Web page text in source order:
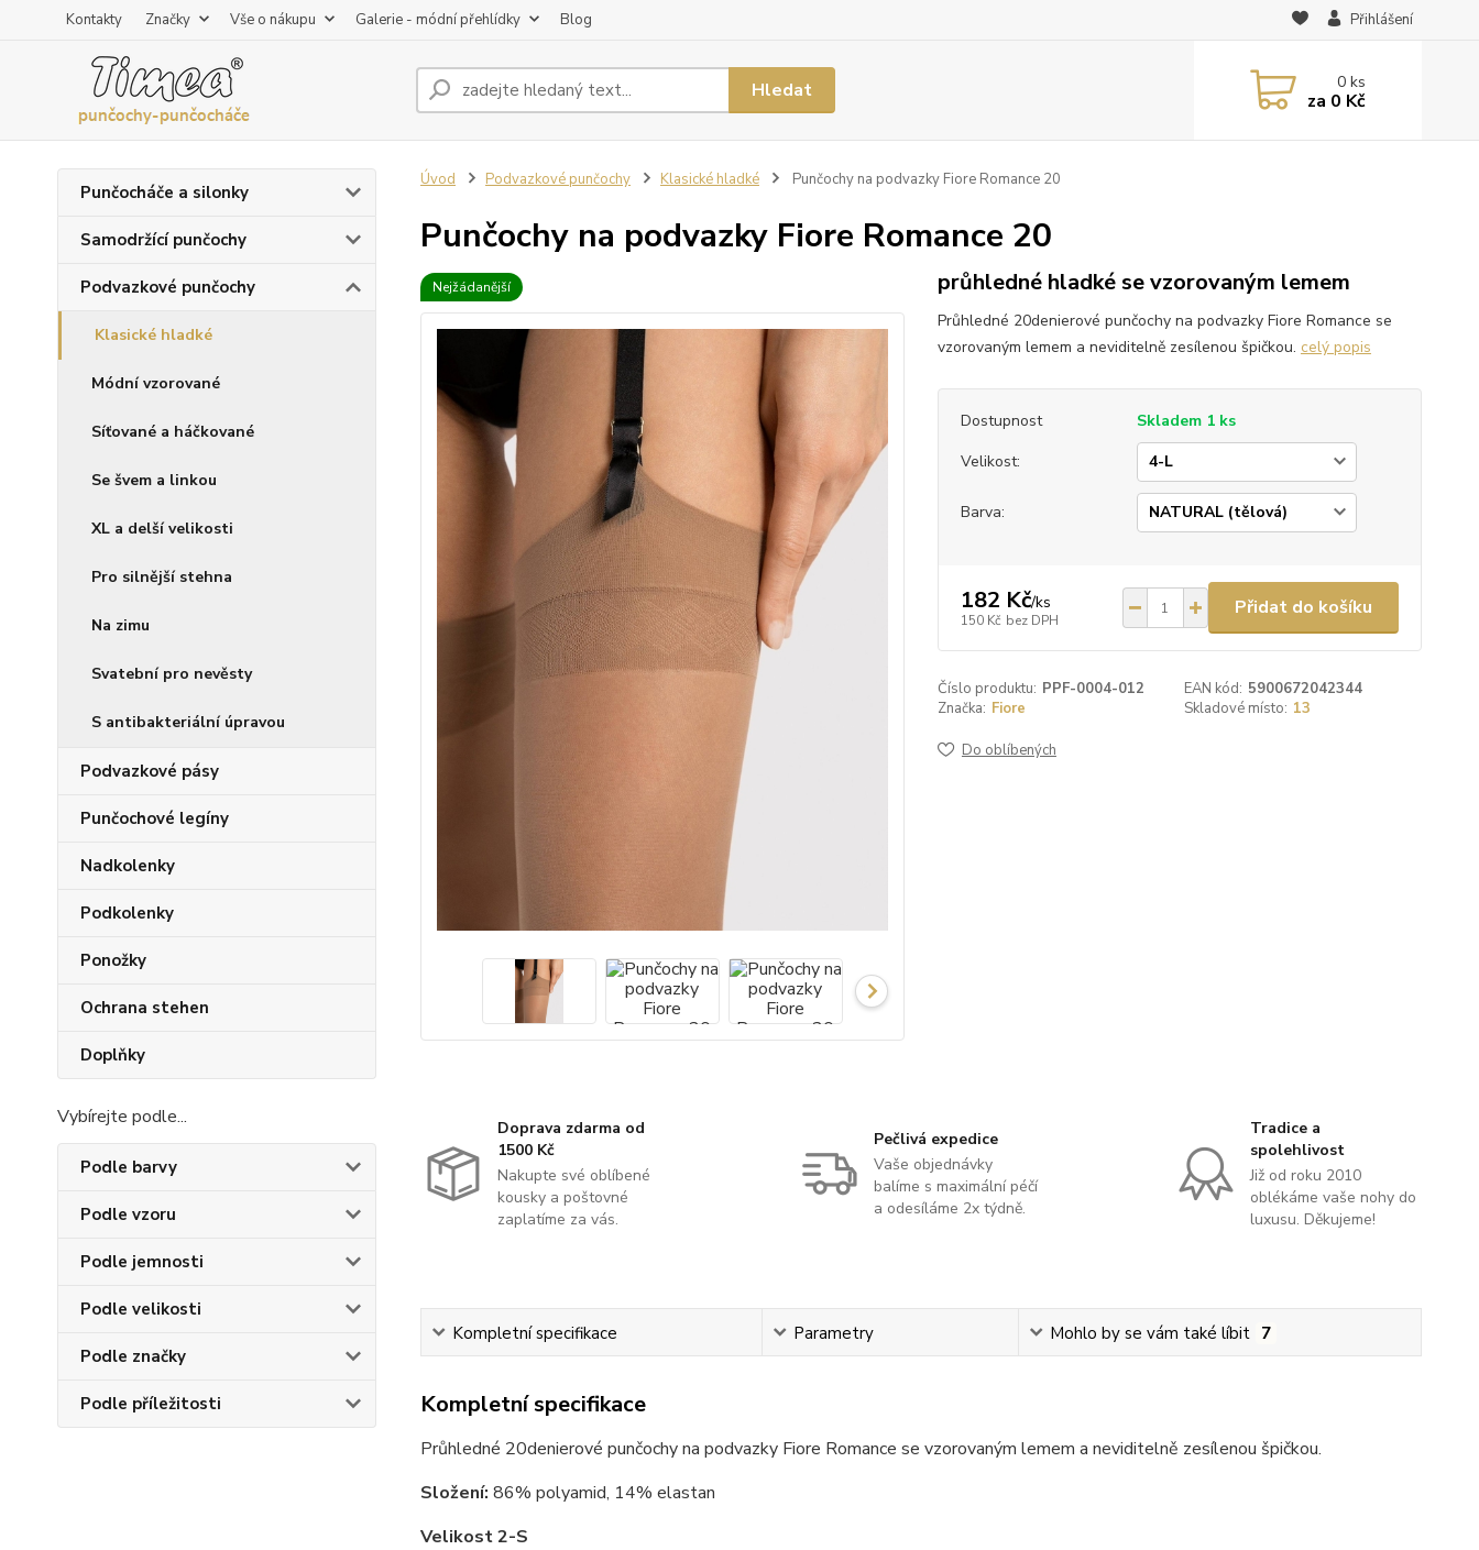
Kontakty Značky Vše o nákupu Galerie - módní přehlídky Blog Přihlášení
Hledat 0ks
za 0 Kč
Punčocháče a silonky
Samodržící punčochy
Podvazkové punčochy
Klasické hladké
Módní vzorované
Síťované a háčkované
Se švem a linkou
XL a delší velikosti
Pro silnější stehna
Na zimu
Svatební pro nevěsty
S antibakteriální úpravou
Podvazkové pásy
Punčochové legíny
Nadkolenky
Podkolenky
Ponožky
Ochrana stehen
Doplňky
Vybírejte podle...
Podle barvy
Podle vzoru
Podle jemnosti
Podle velikosti
Podle značky
Podle příležitosti
Úvod Podvazkové punčochy Klasické hladké Punčochy na podvazky Fiore Romance 20
Punčochy na podvazky Fiore Romance 20
Nejžádanější průhledné hladké se vzorovaným lemem
Průhledné 20denierové punčochy na podvazky Fiore Romance se
vzorovaným lemem a neviditelně zesílenou špičkou. celý popis
Dostupnost
Skladem 1 ks
Velikost:
Barva:
182 Kč/ks
150 Kč bez DPH
Přidat do košíku
Číslo produktu: PPF-0004-012 EAN kód: 5900672042344
Značka: Fiore Skladové místo: 13
Do oblíbených
Doprava zdarma od
1500 Kč
Nakupte své oblíbené
kousky a poštovné
zaplatíme za vás.
Pečlivá expedice
Vaše objednávky
balíme s maximální péčí
a odesíláme 2x týdně.
Tradice a
spolehlivost
Již od roku 2010
oblékáme vaše nohy do
luxusu. Děkujeme!
Kompletní specifikace Parametry Mohlo by se vám také líbit 7
Kompletní specifikace
Průhledné 20denierové punčochy na podvazky Fiore Romance se vzorovaným lemem a neviditelně zesílenou špičkou.
Složení: 86% polyamid, 14% elastan
Velikost 2-S